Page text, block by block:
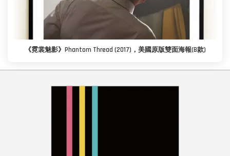
《霓裳魅影》Phantom Thread (2017)，美國原版雙面海報(B款)